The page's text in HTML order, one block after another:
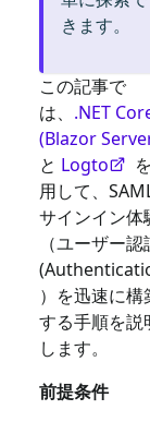
きます。
この記事で
は、 .NET
(Blazor
と Logto
用して、
サインイン体
（ユーザー認
）を迅速に構
する手順を説
します。
前提条件